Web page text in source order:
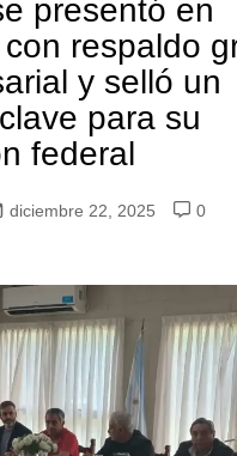
presentó en
respaldo
y selló un
para su
federal
diciembre 22, 2025
0